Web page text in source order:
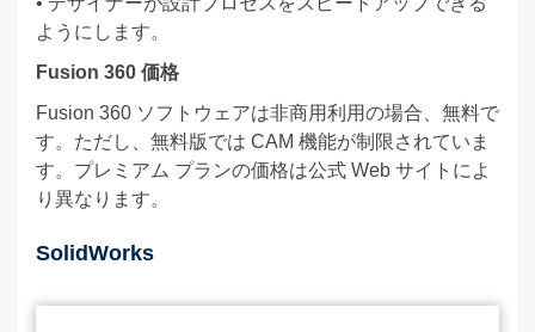
ようにします。
Fusion 360 価格
Fusion 360 ソフトウェアは非商用利用の場合、無料で
す。ただし、無料版では CAM 機能が制限されていま
す。プレミアム プランの価格は公式 Web サイトによ
り異なります。
SolidWorks